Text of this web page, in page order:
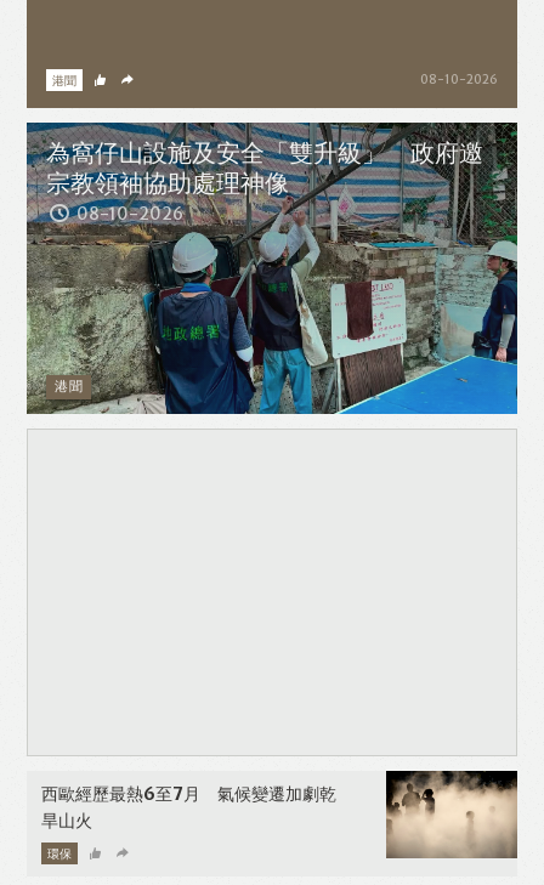
Toys博覽館 第 213 集
《實衣與山田小姐》蠢人禍患與無明惡意
笑死朕 第 812 集 2026-08-07
陳凱琳事件， Alvin以自身經歷角度演繹事件 / 教科書
到底可唔可以強迫人買DLC？良心何在？
大九龍午安 第 215 集 2026-08-07
港聞 08-10-2026
為窩仔山設施及安全「雙升級」 政府邀
宗教領袖協助處理神像
港聞
08-10-2026
西歐經歷最熱6至7月 氣候變遷加劇乾
旱山火
環保 08-10-2026